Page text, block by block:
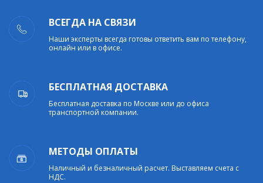
ВСЕГДА НА СВЯЗИ
Наши эксперты всегда готовы ответить вам по телефону,
онлайн или в офисе.
БЕСПЛАТНАЯ ДОСТАВКА
Бесплатная доставка по Москве или до офиса
транспортной компании.
МЕТОДЫ ОПЛАТЫ
Наличный и безналичный расчет. Выставляем счета с
НДС.